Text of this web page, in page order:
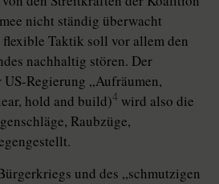
nicht ständig überwacht
flexible Taktik soll vor allem den
nachhaltig stören. Der
Regierung „Aufräumen,
hold and build)4 wird also die
Raubzüge,
und des „schmutzigen